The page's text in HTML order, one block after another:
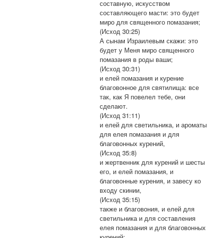
составную, искусством
составляющего масти: это будет
миро для священного помазания;
(Исход 30:25)
А сынам Израилевым скажи: это
будет у Меня миро священного
помазания в роды ваши;
(Исход 30:31)
и елей помазания и курение
благовонное для святилища: все
так, как Я повелел тебе, они
сделают.
(Исход 31:11)
и елей для светильника, и ароматы
для елея помазания и для
благовонных курений,
(Исход 35:8)
и жертвенник для курений и шесты
его, и елей помазания, и
благовонные курения, и завесу ко
входу скинии,
(Исход 35:15)
также и благовония, и елей для
светильника и для составления
елея помазания и для благовонных